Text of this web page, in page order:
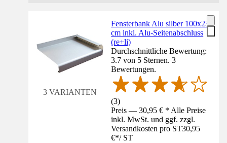
3 VARIANTEN
Fensterbank Alu silber 100x23
cm inkl. Alu-Seitenabschluss
(re+li)
Durchschnittliche Bewertung:
3.7 von 5 Sternen. 3
Bewertungen.
(3)
Preis — 30,95 € * Alle Preise
inkl. MwSt. und ggf. zzgl.
Versandkosten pro ST30,95
€*/ ST